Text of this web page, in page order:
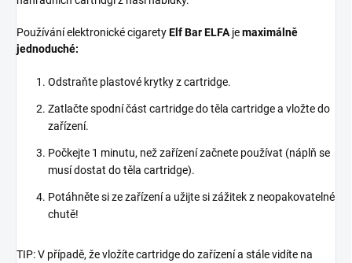
Používání elektronické cigaretyElf Bar ELFA jemaximálně
jednoduché:
Odstraňte plastové krytky z cartridge.
Zatlačte spodní část cartridge do těla cartridge a vložte do
zařízení.
Počkejte 1 minutu, než zařízení začnete používat (náplň se
musí dostat do těla cartridge).
Potáhněte si ze zařízení a užijte si zážitek z neopakovatelné
chutě!
TIP: V případě, že vložíte cartridge do zařízení a stále vidíte na